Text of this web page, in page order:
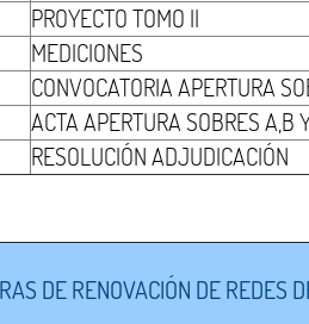
PROYECTO TOMO II
MEDICIONES
CONVOCATORIA APERTURA
ACTA APERTURA SOBRES A,B
RESOLUCIÓN ADJUDICACIÓN
DE RENOVACIÓN DE